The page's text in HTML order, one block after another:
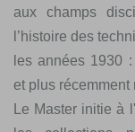
aux champs
l’histoire des
les années 1930
et plus récemment
Le Master initie à